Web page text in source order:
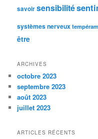
savoirsensibilité
systèmes nerveux
être
ARCHIVES
octobre 2023
septembre 2023
août 2023
juillet 2023
ARTICLES RÉCENTS